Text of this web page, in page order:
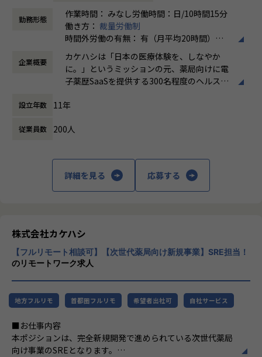
展開するための仕組み・体制づくりに関わることができる、
責任とやりがいの大きいポジションです。
【業務の変更の範囲】
会社の規定に準ずる
準拠や患者情報の保護など、高いセキュリティ要件にも向き
さらに、25,000枚規模の証明書基盤の認証局切替、認証情報
のマルチリージョン化、よりセキュアな認証の導入など、
医療システムのセキュリティ水準を次のレベルに引き上げる
りながら、
く、貴重な経験を味わうことが可能です。
オンボーディングも整っていますので、チームで大きな挑戦
ができるポジションです。
ド実装
・OIDC / OAuth 2.0に基づく認証・認可フローの設計・実装
・Aurora PostgreSQL、DynamoDBなどのデータベース設
計
・TerraformやecspressoなどのIaCツールを用いたインフ
・Datadogを用いたシステム監視基盤の構築・運用
・社内プロダクトチームと協調した要求分析・仕様策定
・25,000枚規模の証明書基盤やマルチテナント構成など、大
勤務形態
作業時間： みなし労働時間：日/10時間15分
働き方： 裁量労働制
時間外労働の有無： 有（月平均20時間）
休憩時間： 60分
企業概要
カケハシは「日本の医療体験を、しなやか
に。」というミッションの元、薬局向けに電
子薬歴SaaSを提供する300名程度のヘルスケ
国で約5万5千店）存在する薬局ですが、まだ
に成長可能性が高いマーケットでもありま
す。
患者の健康に寄り添える場所として、薬局か
業にも取り組み始めています。
#薬局体験アシスタント｜Musubi
#薬局経営”見える化”クラウド｜Musubi Insi
ght
＃医薬品在庫管理・発注システム｜Musubi A
＃薬局・薬剤師コミュニティ｜MusuViva!
設立年数 11年
従業員数 200人
詳細を見る 応募する
株式会社カケハシ
【フルリモート相談可】【次世代薬局向け新規事業】SRE担当！
のリモートワーク求人
地方フルリモ 首都圏フルリモ 希望者出社可 自社サービス
■お仕事内容
本ポジションは、完全新規開発で進められている次世代薬局
向け事業のSREとなります。